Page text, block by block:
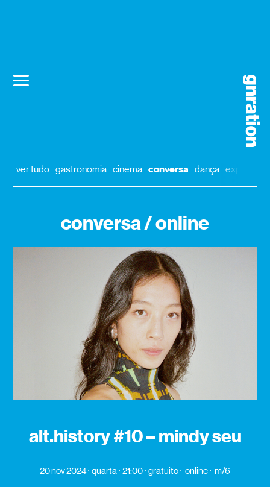
ver tudo gastronomia cinema conversa dança exposição
conversa / online
alt.history #10 – mindy seu
20 nov 2024 quarta 21:00 gratuito online m/6